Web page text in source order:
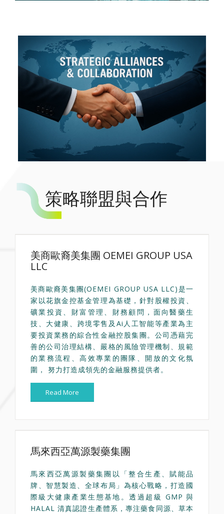
策略聯盟與合作
美商歐裔美集團 OEMEI GROUP USA
LLC
美商歐裔美集團(OEMEI GROUP USA LLC)是一
家以花旗金控基金管理為基礎，針對股權投資、
礦業投資、財富管理、財務顧問，面向醫藥生
技、大健康、跨境零售及Ai人工智能等產業為主
要投資業務的綜合性金融控股集團。公司憑藉完
善的公司治理結構、嚴格的風險管理機制、規範
的業務流程、高效專業的團隊、開放的文化氛
圍， 努力打造成領先的金融服務提供者。
Read More
馬來西亞萬源製藥集團
馬來西亞萬源製藥集團以「整合生產、賦能品
牌、智慧製造、全球布局」為核心戰略，打造國
際級大健康產業生態基地。透過超級 GMP 與
HALAL 清真認證生產體系，專注藥食同源、草本